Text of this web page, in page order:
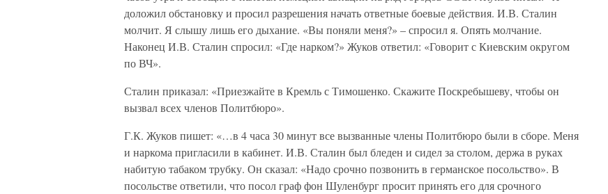
доложил обстановку и просил разрешения начать ответные боевые действия. И.В. Сталин
молчит. Я слышу лишь его дыхание. «Вы поняли меня?» – спросил я. Опять молчание.
Наконец И.В. Сталин спросил: «Где нарком?» Жуков ответил: «Говорит с Киевским округом
по ВЧ».
Сталин приказал: «Приезжайте в Кремль с Тимошенко. Скажите Поскребышеву, чтобы он
вызвал всех членов Политбюро».
Г.К. Жуков пишет: «…в 4 часа 30 минут все вызванные члены Политбюро были в сборе. Меня
и наркома пригласили в кабинет. И.В. Сталин был бледен и сидел за столом, держа в руках
набитую табаком трубку. Он сказал: «Надо срочно позвонить в германское посольство». В
посольстве ответили, что посол граф фон Шуленбург просит принять его для срочного